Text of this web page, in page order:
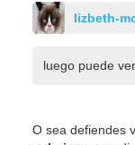
lizbeth-
luego puede
O sea defiendes